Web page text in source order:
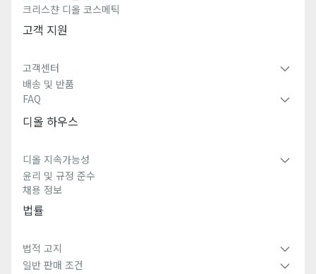
크리스챤 디올 코스메틱
고객 지원
고객센터
배송 및 반품
FAQ
디올 하우스
디올 지속가능성
윤리 및 규정 준수
채용 정보
법률
법적 고지
일반 판매 조건